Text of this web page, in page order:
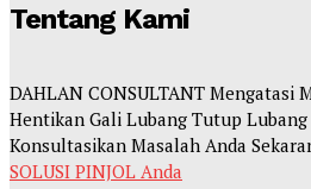
Tentang Kami
DAHLAN CONSULTANT Mengatasi
Hentikan Gali Lubang Tutup
Konsultasikan Masalah Anda
SOLUSI PINJOL Anda